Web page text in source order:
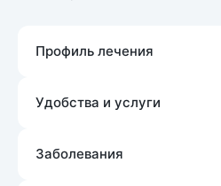
Профиль лечения
Удобства и услуги
Заболевания